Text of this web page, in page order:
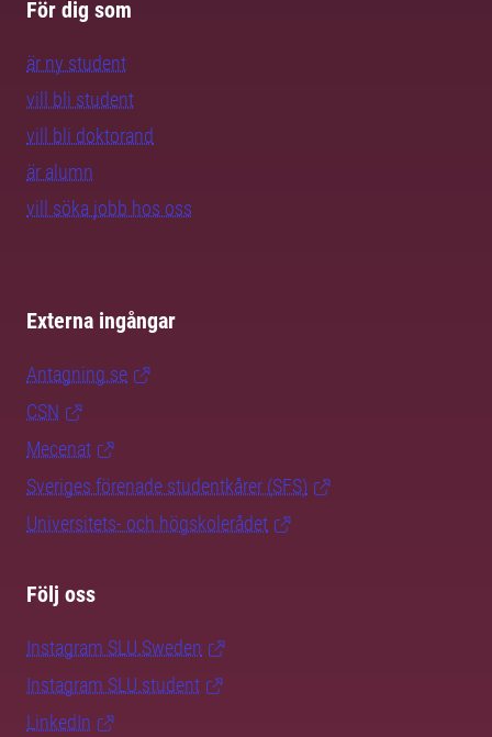
För dig som
är ny student
vill bli student
vill bli doktorand
är alumn
vill söka jobb hos oss
Externa ingångar
Antagning.se
CSN
Mecenat
Sveriges förenade studentkårer (SFS)
Universitets- och högskolerådet
Följ oss
Instagram SLU.Sweden
Instagram SLU.student
LinkedIn